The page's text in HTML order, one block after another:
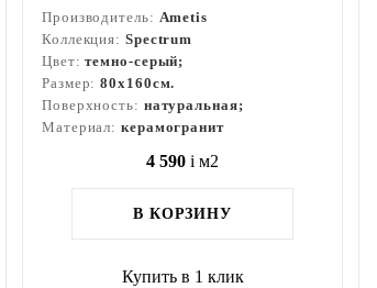
Производитель: Ametis
Коллекция: Spectrum
Цвет:темно-серый;
Размер:80x160см.
Поверхность: натуральная;
Материал: керамогранит
4 590 i м2
В КОРЗИНУ
Купить в 1 клик